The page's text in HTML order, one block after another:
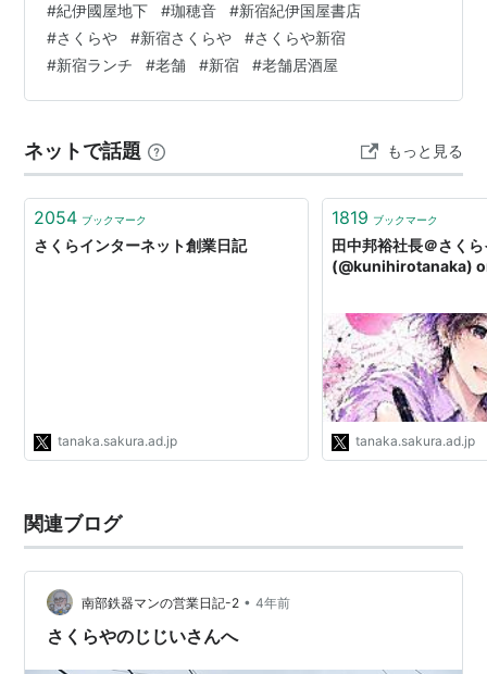
人になり、店を訪れることもなくなったが──先日
（2025年4月29日）、35年ぶりに再訪する機会を得た。
そして、あの“カウンター席”と、思いがけない再会を果た
すことになる。
#紀伊國屋地下 #珈穂音 #新宿紀伊国屋書店
#さくらや #新宿さくらや #さくらや新宿
#新宿ランチ #老舗 #新宿 #老舗居酒屋
ネットで話題 もっと見る
2054 ブックマーク
さくらインターネット創業日記
tanaka.sakura.ad.jp
1819 ブックマーク
田中邦裕社長＠さく
(@kunihirotanaka)
tanaka.sakura.ad.jp
関連ブログ
南部鉄器マンの営業日記-2 • 4年前
さくらやのじじいさんへ